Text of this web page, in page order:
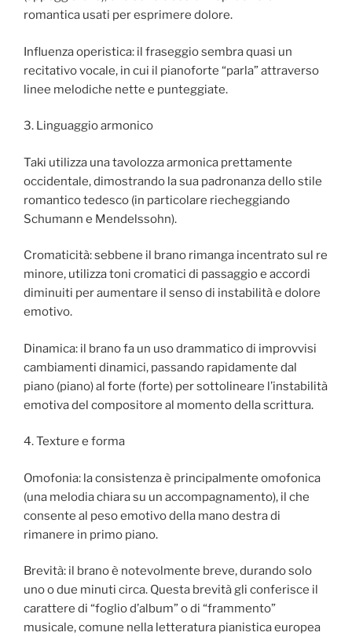
romantica usati per esprimere dolore.
Influenza operistica: il fraseggio sembra quasi un
recitativo vocale, in cui il pianoforte “parla” attraverso
linee melodiche nette e punteggiate.
3. Linguaggio armonico
Taki utilizza una tavolozza armonica prettamente
occidentale, dimostrando la sua padronanza dello stile
romantico tedesco (in particolare riecheggiando
Schumann e Mendelssohn).
Cromaticità: sebbene il brano rimanga incentrato sul re
minore, utilizza toni cromatici di passaggio e accordi
diminuiti per aumentare il senso di instabilità e dolore
emotivo.
Dinamica: il brano fa un uso drammatico di improvvisi
cambiamenti dinamici, passando rapidamente dal
piano (piano) al forte (forte) per sottolineare l’instabilità
emotiva del compositore al momento della scrittura.
4. Texture e forma
Omofonia: la consistenza è principalmente omofonica
(una melodia chiara su un accompagnamento), il che
consente al peso emotivo della mano destra di
rimanere in primo piano.
Brevità: il brano è notevolmente breve, durando solo
uno o due minuti circa. Questa brevità gli conferisce il
carattere di “foglio d’album” o di “frammento”
musicale, comune nella letteratura pianistica europea